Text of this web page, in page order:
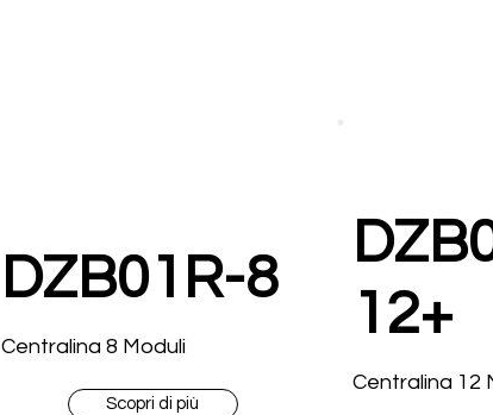
DZB01R-8
Centralina 8 Moduli
Scopri di più
12+
Centralina 12